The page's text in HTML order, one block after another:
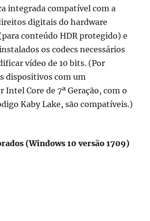
integrada compatível com a
digitais do hardware
conteúdo HDR protegido) e
os codecs necessários
vídeo de 10 bits. (Por
dispositivos com um
Intel Core de 7ª Geração, com o
Kaby Lake, são compatíveis.)
(Windows 10 versão 1709)